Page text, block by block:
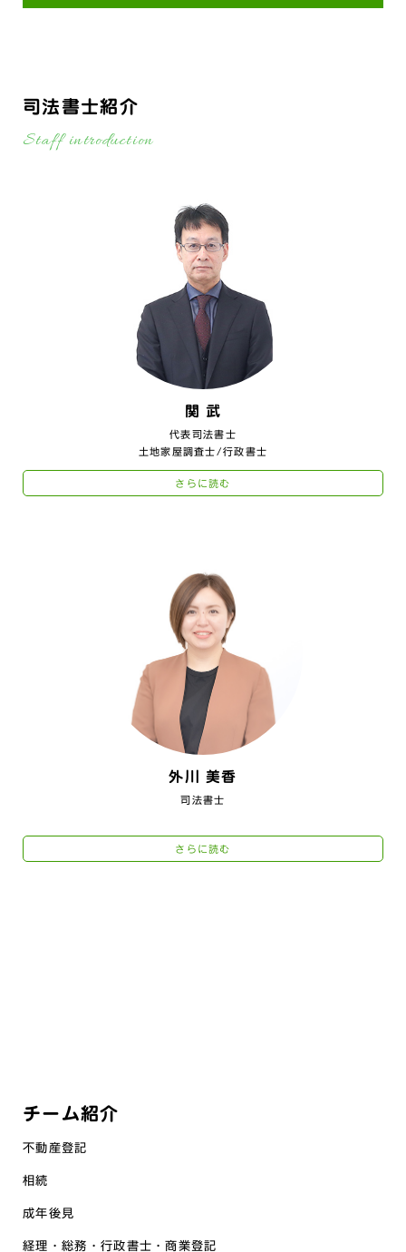
司法書士紹介
Staff introduction
関 武
代表司法書士
土地家屋調査士/行政書士
さらに読む
外川 美香
司法書士
さらに読む
チーム紹介
不動産登記
相続
成年後見
経理・総務・行政書士・商業登記